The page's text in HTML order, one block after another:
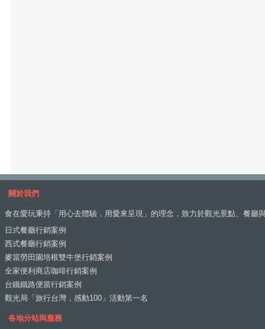
關於我們
食在愛玩秉持「用心去體驗，用愛來呈現」的理念，致力於觀光景點、餐廳
日式餐廳行銷案例
西式餐廳行銷案例
麥當勞田園培根雙牛堡行銷案例
全家便利商店咖啡行銷案例
台鐵鐵路便當行銷案例
觀光局「旅行台灣，感動100」活動第一名
各地分站與服務